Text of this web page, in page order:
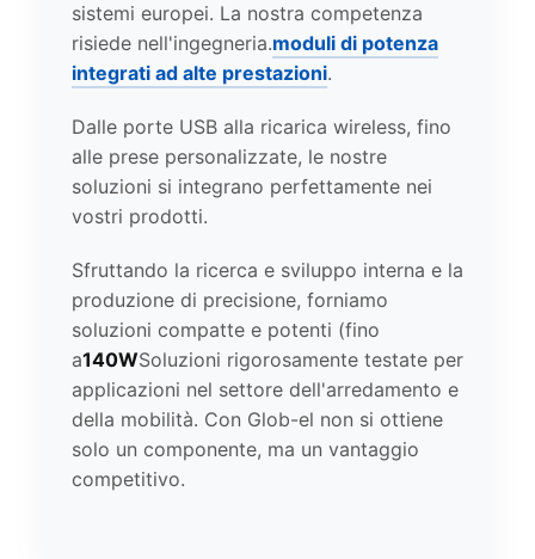
sistemi europei. La nostra competenza
risiede nell'ingegneria.moduli di potenza
integrati ad alte prestazioni.
Dalle porte USB alla ricarica wireless, fino
alle prese personalizzate, le nostre
soluzioni si integrano perfettamente nei
vostri prodotti.
Sfruttando la ricerca e sviluppo interna e la
produzione di precisione, forniamo
soluzioni compatte e potenti (fino
a140WSoluzioni rigorosamente testate per
applicazioni nel settore dell'arredamento e
della mobilità. Con Glob-el non si ottiene
solo un componente, ma un vantaggio
competitivo.